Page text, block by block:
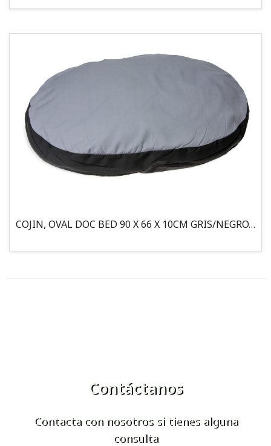
COJIN, OVAL DOC BED 90 X 66 X 10CM GRIS/NEGRO, 95°
Contáctanos
Contacta con nosotros si tienes alguna
consulta